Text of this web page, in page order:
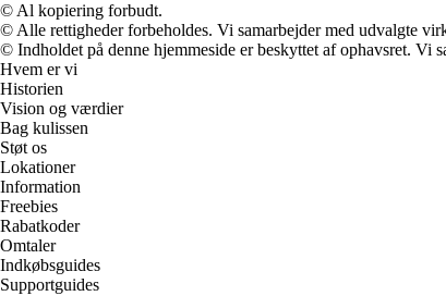
© Al kopiering forbudt.
© Alle rettigheder forbeholdes. Vi samarbejder med udvalgte
© Indholdet på denne hjemmeside er beskyttet af ophavsret. Vi
Hvem er vi
Historien
Vision og værdier
Bag kulissen
Støt os
Lokationer
Information
Freebies
Rabatkoder
Omtaler
Indkøbsguides
Supportguides